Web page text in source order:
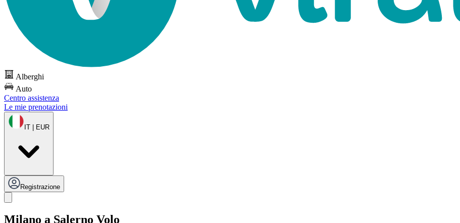
Alberghi
Auto
Centro assistenza
Le mie prenotazioni
IT | EUR
Registrazione
Milano a Salerno Volo